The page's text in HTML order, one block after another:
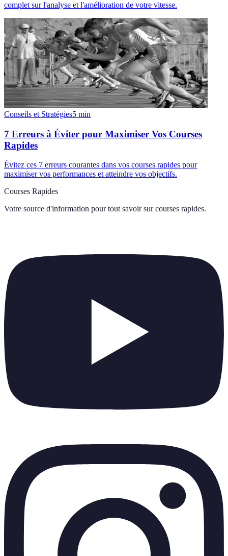
complet sur l'analyse et l'amélioration de votre vitesse.
Conseils et Stratégies5 min
7 Erreurs à Éviter pour Maximiser Vos Courses
Rapides
Évitez ces 7 erreurs courantes dans vos courses rapides pour
maximiser vos performances et atteindre vos objectifs.
Courses Rapides
Votre source d'information pour tout savoir sur courses rapides.